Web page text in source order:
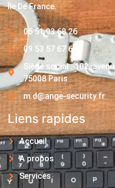
Île De France.
06 51 03 68 26
09 53 57 67 63
Siège social : 102,
75008 Paris
m.d@ange-security.fr
Liens rapides
Accueil
A propos
Services